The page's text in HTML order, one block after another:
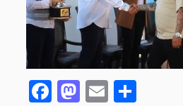
Facebook
Mastodon
Email